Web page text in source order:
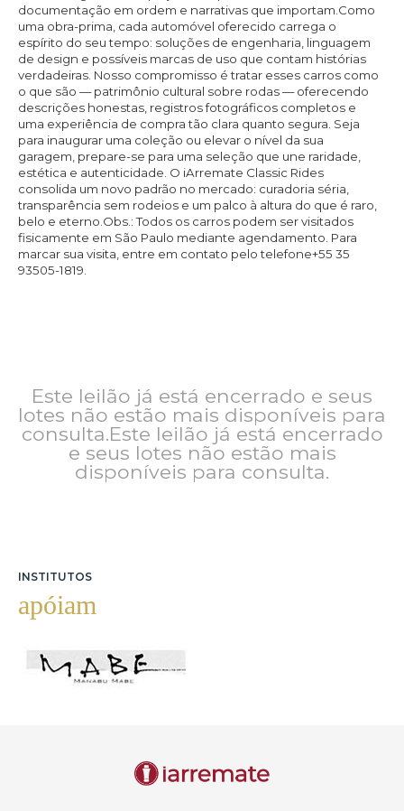
documentação em ordem e narrativas que importam.Como
uma obra-prima, cada automóvel oferecido carrega o
espírito do seu tempo: soluções de engenharia, linguagem
de design e possíveis marcas de uso que contam histórias
verdadeiras. Nosso compromisso é tratar esses carros como
o que são — patrimônio cultural sobre rodas — oferecendo
descrições honestas, registros fotográficos completos e
uma experiência de compra tão clara quanto segura. Seja
para inaugurar uma coleção ou elevar o nível da sua
garagem, prepare-se para uma seleção que une raridade,
estética e autenticidade. O iArremate Classic Rides
consolida um novo padrão no mercado: curadoria séria,
transparência sem rodeios e um palco à altura do que é raro,
belo e eterno.Obs.: Todos os carros podem ser visitados
fisicamente em São Paulo mediante agendamento. Para
marcar sua visita, entre em contato pelo telefone+55 35
93505-1819.
Este leilão já está encerrado e seus
lotes não estão mais disponíveis para
consulta.Este leilão já está encerrado
e seus lotes não estão mais
disponíveis para consulta.
INSTITUTOS
apóiam